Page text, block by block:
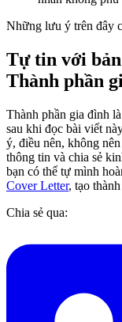
Những lưu ý trên đây
Tự tin với
Thành phần
Thành phần gia đình
sau khi đọc bài viết
ý, điều nên, không
thông tin và chia sẻ
bạn có thể tự mình
Cover Letter, tạo
Chia sẻ qua: